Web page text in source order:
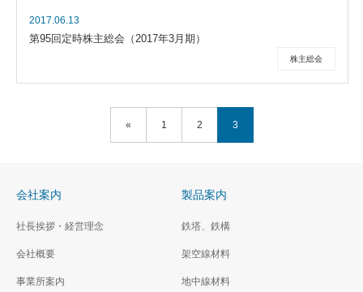
2017.06.13
第95回定時株主総会（2017年3月期）
株主総会
« 1 2 3
会社案内
社長挨拶・経営理念
会社概要
事業所案内
製品案内
鉄塔、鉄構
架空線材料
地中線材料